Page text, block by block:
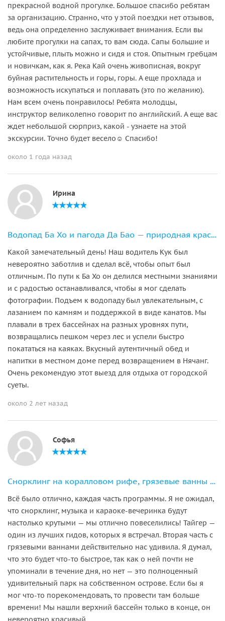
прекрасной водной прогулке. Большое спасибо ребятам
за организацию. Странно, что у этой поездки нет отзывов,
ведь она определенно заслуживает внимания. Если вы
любите прогулки на сапах, то вам сюда. Сапы большие и
устойчивые, плыть можно и сидя и стоя. Опытным гребцам
и новичкам, как я. Река Кай очень живописная, вокруг
буйная растительность и горы, горы. А еще прохлада и
возможность искупаться и поплавать (это по желанию).
Нам всем очень понравилось! Ребята молодцы,
инструктор великолепно говорит по английский. А еще вас
ждет небольшой сюрприз, какой - узнаете на этой
экскурсии. Точно будет весело☺️ Спасибо!
около 1 года назад
Ирина
Водопад Ба Хо и пагода Да Бао — природная красота и культура
Какой замечательный день! Наш водитель Кук был
невероятно заботлив и сделал всё, чтобы опыт был
отличным. По пути к Ба Хо он делился местными знаниями
и с радостью останавливался, чтобы я мог сделать
фотографии. Подъем к водопаду был увлекательным, с
лазанием по камням и поддержкой в виде канатов. Мы
плавали в трех бассейнах на разных уровнях пути,
возвращались пешком через лес и успели быстро
покататься на каяках. Вкусный аутентичный обед и
напитки в местном доме перед возвращением в Нячанг.
Очень рекомендую этот выезд для отдыха от городской
суеты.
около 2 лет назад
Софья
Снорклинг на коралловом рифе, грязевые ванны и отдых в плавучем баре
Всё было отлично, каждая часть программы. Я не ожидал,
что снорклинг, музыка и караоке-вечеринка будут
настолько крутыми — мы отлично повеселились! Тайгер —
один из лучших гидов, которых я встречал. Вторая часть с
грязевыми ваннами действительно нас удивила. Я думал,
что это будет что-то быстрое, так как о ней почти не
упоминали в течение дня, но нет — это полноценный
удивительный парк на собственном острове. Если бы я
мог что-то порекомендовать, то провести там больше
времени! Мы нашли верхний бассейн только в конце, он